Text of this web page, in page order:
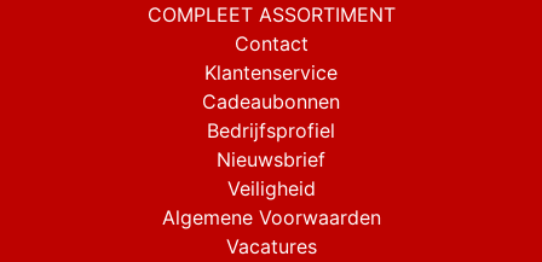
COMPLEET ASSORTIMENT
Contact
Klantenservice
Cadeaubonnen
Bedrijfsprofiel
Nieuwsbrief
Veiligheid
Algemene Voorwaarden
Vacatures